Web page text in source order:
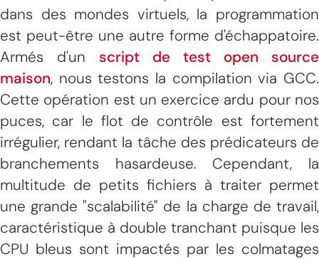
dans des mondes virtuels, la programmation
est peut-être une autre forme d'échappatoire.
Armés d'un script de test open source
maison, nous testons la compilation via GCC.
Cette opération est un exercice ardu pour nos
puces, car le flot de contrôle est fortement
irrégulier, rendant la tâche des prédicateurs de
branchements hasardeuse. Cependant, la
multitude de petits fichiers à traiter permet
une grande "scalabilité" de la charge de travail,
caractéristique à double tranchant puisque les
CPU bleus sont impactés par les colmatages